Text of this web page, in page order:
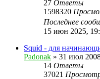
27 Ответы
1598320
Последнее
15 июн 2025,
Squid - для
Padonak » 31 июл
14 Ответы
37021